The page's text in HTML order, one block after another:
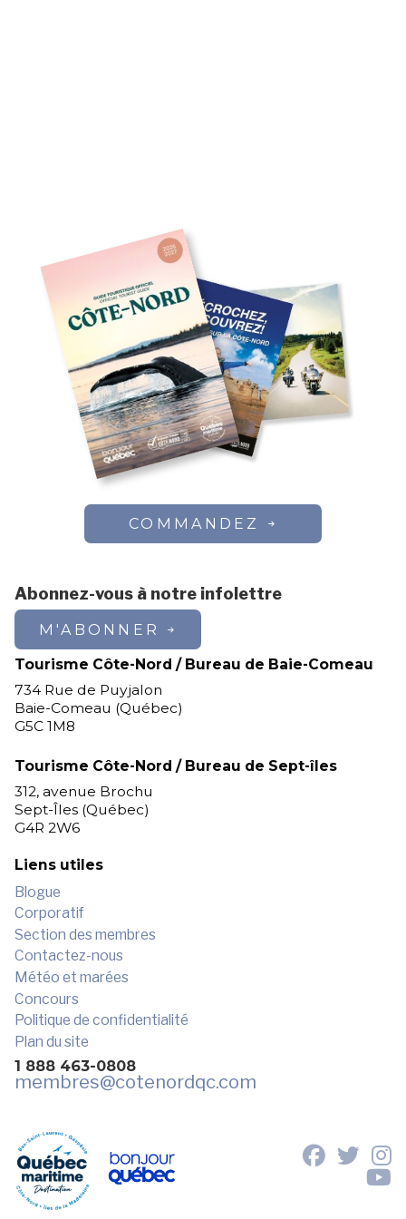
COMMANDEZ
Abonnez-vous à notre infolettre
M'ABONNER
Tourisme Côte-Nord / Bureau de Baie-Comeau
734 Rue de Puyjalon
Baie-Comeau (Québec)
G5C 1M8
Tourisme Côte-Nord / Bureau de Sept-îles
312, avenue Brochu
Sept-Îles (Québec)
G4R 2W6
Liens utiles
Blogue
Corporatif
Section des membres
Contactez-nous
Météo et marées
Concours
Politique de confidentialité
Plan du site
1 888 463-0808
membres@cotenordqc.com